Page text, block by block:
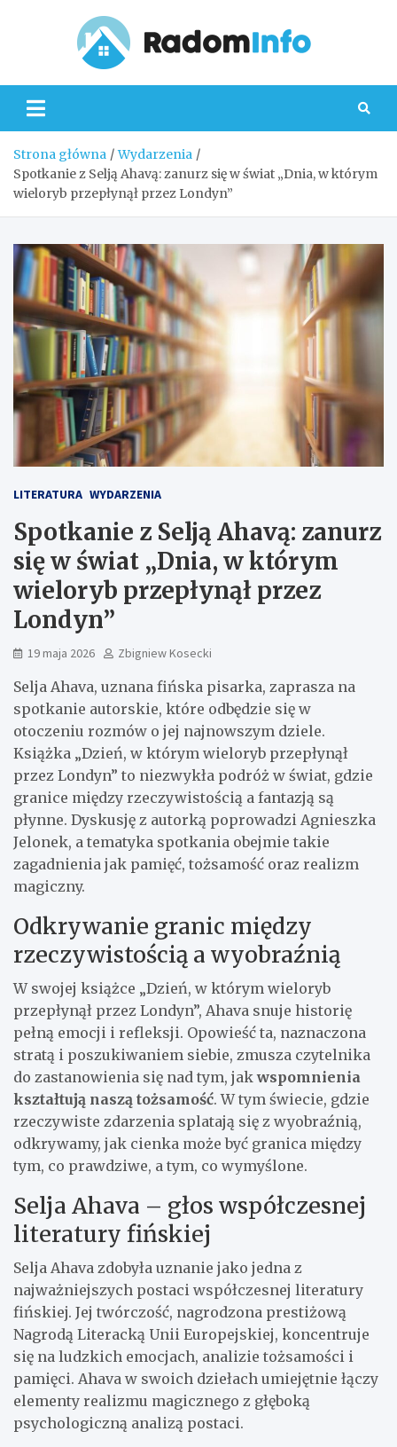
Strona główna
Wydarzenia
Spotkanie z Selją Ahavą: zanurz się w świat „Dnia, w którym
wieloryb przepłynął przez Londyn”
LITERATURA WYDARZENIA
Spotkanie z Selją Ahavą: zanurz
się w świat „Dnia, w którym
wieloryb przepłynął przez
Londyn”
19 maja 2026 Zbigniew Kosecki
Selja Ahava, uznana fińska pisarka, zaprasza na
spotkanie autorskie, które odbędzie się w
otoczeniu rozmów o jej najnowszym dziele.
Książka „Dzień, w którym wieloryb przepłynął
przez Londyn” to niezwykła podróż w świat, gdzie
granice między rzeczywistością a fantazją są
płynne. Dyskusję z autorką poprowadzi Agnieszka
Jelonek, a tematyka spotkania obejmie takie
zagadnienia jak pamięć, tożsamość oraz realizm
magiczny.
Odkrywanie granic między
rzeczywistością a wyobraźnią
W swojej książce „Dzień, w którym wieloryb
przepłynął przez Londyn”, Ahava snuje historię
pełną emocji i refleksji. Opowieść ta, naznaczona
stratą i poszukiwaniem siebie, zmusza czytelnika
do zastanowienia się nad tym, jakwspomnienia
kształtują naszą tożsamość. W tym świecie, gdzie
rzeczywiste zdarzenia splatają się z wyobraźnią,
odkrywamy, jak cienka może być granica między
tym, co prawdziwe, a tym, co wymyślone.
Selja Ahava – głos współczesnej
literatury fińskiej
Selja Ahava zdobyła uznanie jako jedna z
najważniejszych postaci współczesnej literatury
fińskiej. Jej twórczość, nagrodzona prestiżową
Nagrodą Literacką Unii Europejskiej, koncentruje
się na ludzkich emocjach, analizie tożsamości i
pamięci. Ahava w swoich dziełach umiejętnie łączy
elementy realizmu magicznego z głęboką
psychologiczną analizą postaci.